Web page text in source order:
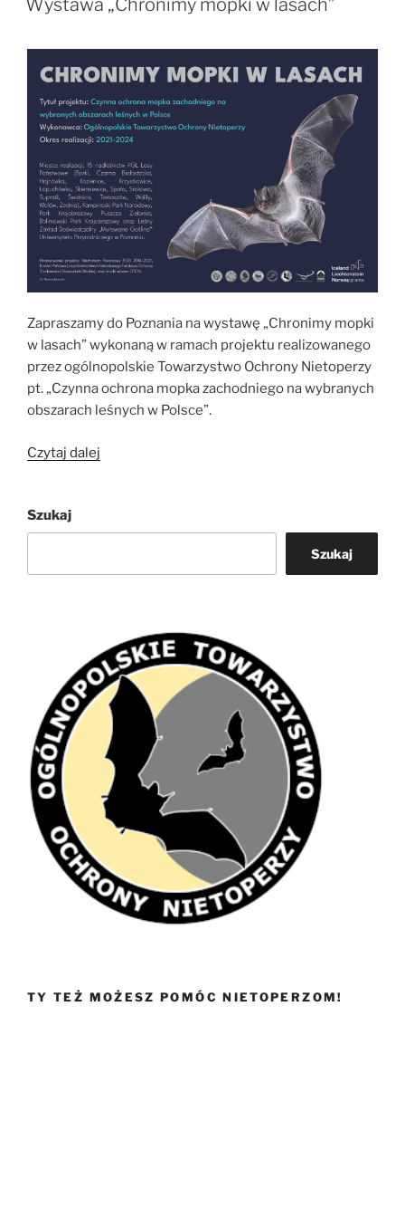
kultura”
Wystawa „Chronimy mopki w lasach”
Zapraszamy do Poznania na wystawę „Chronimy mopki
w lasach” wykonaną w ramach projektu realizowanego
przez ogólnopolskie Towarzystwo Ochrony Nietoperzy
pt. „Czynna ochrona mopka zachodniego na wybranych
obszarach leśnych w Polsce”.
Czytaj dalej
lasach””
Szukaj
Szukaj
TY TEŻ MOŻESZ POMÓC NIETOPERZOM!